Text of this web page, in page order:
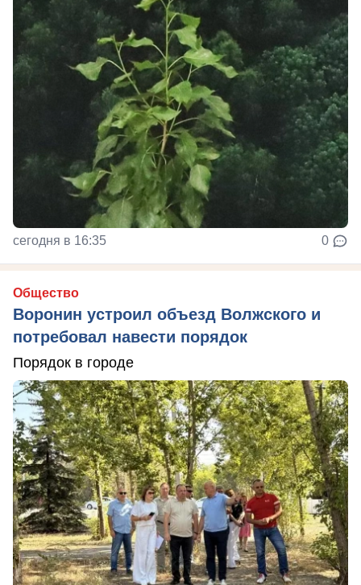
сегодня в 16:35 0
Общество
Воронин устроил объезд Волжского и
потребовал навести порядок
Порядок в городе